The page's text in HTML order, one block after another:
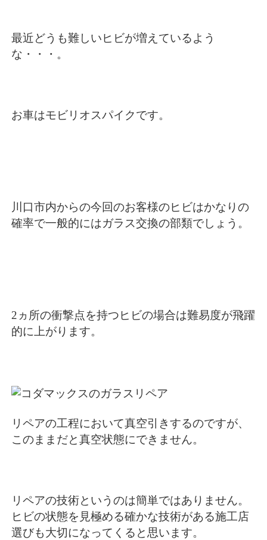
最近どうも難しいヒビが増えているよう
な・・・。
お車はモビリオスパイクです。
川口市内からの今回のお客様のヒビはかなりの
確率で一般的にはガラス交換の部類でしょう。
2ヵ所の衝撃点を持つヒビの場合は難易度が飛躍
的に上がります。
リペアの工程において真空引きするのですが、
このままだと真空状態にできません。
リペアの技術というのは簡単ではありません。
ヒビの状態を見極める確かな技術がある施工店
選びも大切になってくると思います。